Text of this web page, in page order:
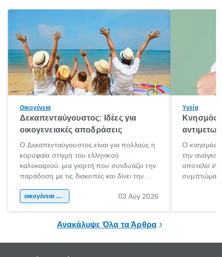
Οικογένεια
Δεκαπενταύγουστος: Ιδέες για
οικογενειακές αποδράσεις
Ο Δεκαπενταύγουστος είναι για πολλούς η
κορυφαία στιγμή του ελληνικού
καλοκαιριού: μια γιορτή που συνδυάζει την
παράδοση με τις διακοπές και δίνει την
χώρας. Είτε πρόκειται για λίγες μέρες
οικογένεια & παιδί 03 Αύγ 2026
Υγεία
Κνησμός:
Ο κνησμός
την ανάγκη
αποτελεί
Ανακάλυψε Όλα τα Άρθρα